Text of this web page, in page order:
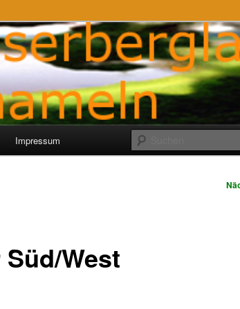
Impressum
West